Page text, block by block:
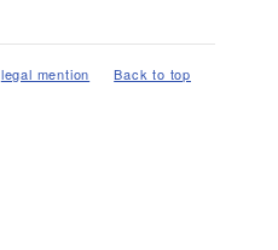
Back to top
legal mention